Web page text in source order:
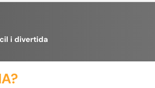
i divertida